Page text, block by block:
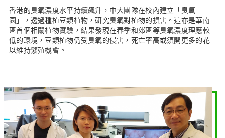
香港的臭氧濃度水平持續飆升，中大團隊在校內建立「臭氧
園」，透過種植豆類植物，研究臭氧對植物的損害。這亦是華南
區首個相關植物實驗，結果發現在春季和郊區等臭氧濃度理應較
低的環境，豆類植物仍受臭氧的侵害，死亡率高或須開更多的花
以維持繁殖機會。